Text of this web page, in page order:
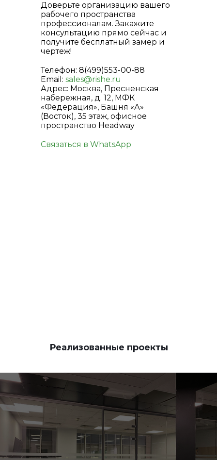
Доверьте организацию вашего
рабочего пространства
профессионалам. Закажите
консультацию прямо сейчас и
получите бесплатный замер и
чертеж!
Телефон: 8(499)553-00-88
Email: sales@rishe.ru
Адрес: Москва, Пресненская
набережная, д. 12, МФК
«Федерация», Башня «А»
(Восток), 35 этаж, офисное
пространство Headway
Связаться в WhatsApp
Реализованные проекты